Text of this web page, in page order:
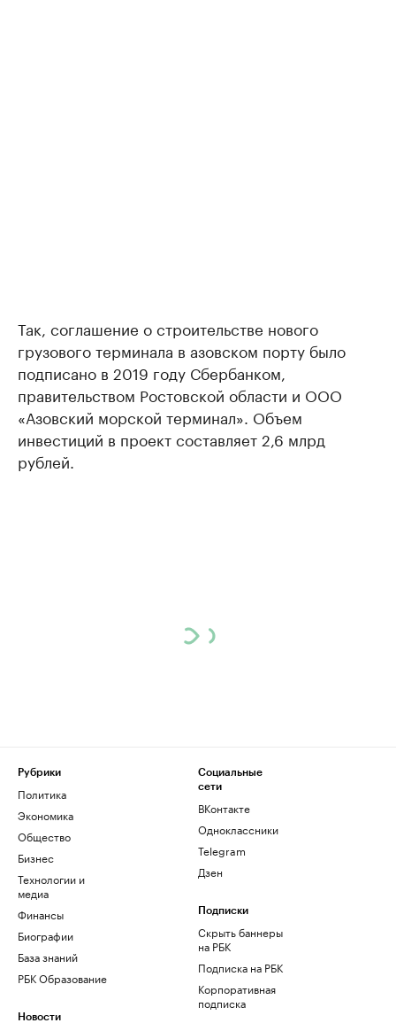
Так, соглашение о строительстве нового
грузового терминала в азовском порту было
подписано в 2019 году Сбербанком,
правительством Ростовской области и ООО
«Азовский морской терминал». Объем
инвестиций в проект составляет 2,6 млрд
рублей.
Рубрики
Политика
Экономика
Общество
Бизнес
Технологии и
медиа
Финансы
Биографии
База знаний
РБК Образование
Новости
Социальные
сети
ВКонтакте
Одноклассники
Telegram
Дзен
Подписки
Скрыть баннеры
на РБК
Подписка на РБК
Корпоративная
подписка